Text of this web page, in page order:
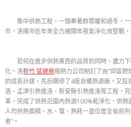
集中供熱工程，一頭牽著群眾暖和過冬，一
市，洛陽市近年來全力展開年夜氣淨化攻堅戰，
若何在進步供熱東西的品質的同時，盡力下
化，洛新竹 猛健樂陽熱力公司制訂了由“郊區燃
的成長計謀，先后關停了4座自備熱源廠，又
洛、孟津引熱進洛、新安縣引熱進洛等工程，
革，完成了供熱范圍內熱源100%乾淨化，供
人均供熱面積、水、電、熱耗一直位居全省前
者”。